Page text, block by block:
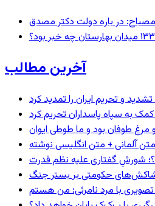
در باره دولت دکتر مصدق
آخرین مطالب
و تحریم ایران را تمدید کرد
کمک به سپاه پاسداران تحریم کرد
مرغ طوفان بود و ما طوطی ایوان
آلمانی + متن انگلیسی نوشته
شورشِ گفتاری علیه نظم قدرت
حکومتی بر بستر جنگ